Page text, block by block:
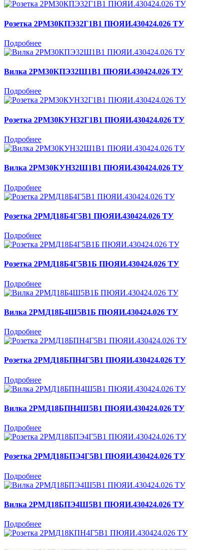
Розетка 2РМ30КПЭ32Г1В1 ПЮЯИ.430424.026 ТУ
Подробнее
Вилка 2РМ30КПЭ32Ш1В1 ПЮЯИ.430424.026 ТУ
Подробнее
Розетка 2РМ30КУН32Г1В1 ПЮЯИ.430424.026 ТУ
Подробнее
Вилка 2РМ30КУН32Ш1В1 ПЮЯИ.430424.026 ТУ
Подробнее
Розетка 2РМД18Б4Г5В1 ПЮЯИ.430424.026 ТУ
Подробнее
Розетка 2РМД18Б4Г5В1Б ПЮЯИ.430424.026 ТУ
Подробнее
Вилка 2РМД18Б4Ш5В1Б ПЮЯИ.430424.026 ТУ
Подробнее
Розетка 2РМД18БПН4Г5В1 ПЮЯИ.430424.026 ТУ
Подробнее
Вилка 2РМД18БПН4Ш5В1 ПЮЯИ.430424.026 ТУ
Подробнее
Розетка 2РМД18БПЭ4Г5В1 ПЮЯИ.430424.026 ТУ
Подробнее
Вилка 2РМД18БПЭ4Ш5В1 ПЮЯИ.430424.026 ТУ
Подробнее